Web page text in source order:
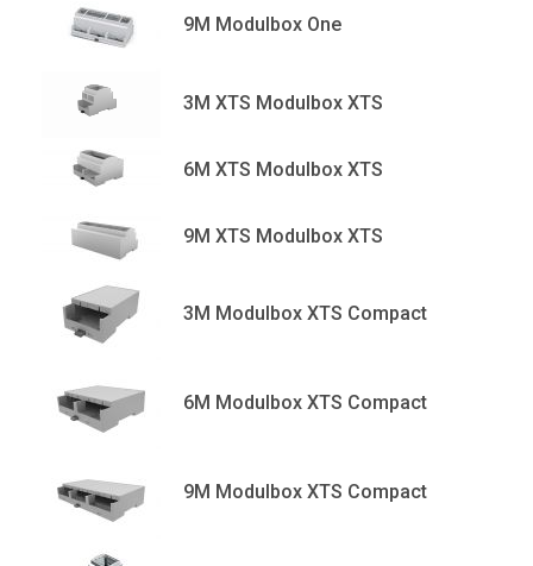
9M Modulbox One
3M XTS Modulbox XTS
6M XTS Modulbox XTS
9M XTS Modulbox XTS
3M Modulbox XTS Compact
6M Modulbox XTS Compact
9M Modulbox XTS Compact